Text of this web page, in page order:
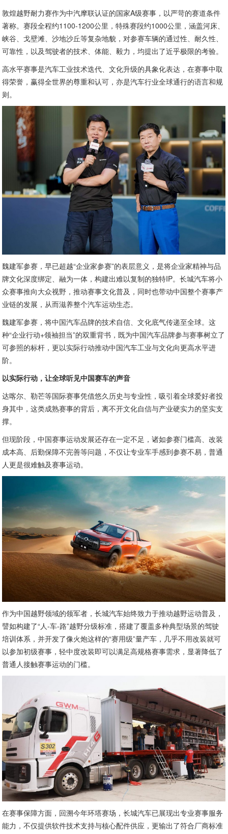
敦煌越野耐力赛作为中汽摩联认证的国家A级赛事，以严苛的赛道条件
著称。赛段全程约1100-1200公里，特殊赛段约1000公里，涵盖河床、
峡谷、戈壁滩、沙地沙丘等复杂地貌，对参赛车辆的通过性、耐久性、
可靠性，以及驾驶者的技术、体能、毅力，均提出了近乎极限的考验。
高水平赛事是汽车工业技术迭代、文化升级的具象化表达，在赛事中取
得荣誉，赢得全世界的尊重和认可，亦是汽车行业全球通行的语言和规
则。
魏建军参赛，早已超越“企业家参赛”的表层意义，是将企业家精神与品
牌文化深度绑定、融为一体，构建出难以复制的独特IP。长城汽车将小
众赛事推向大众视野，推动赛事文化普及，同时也带动中国整个赛事产
业链的发展，从而滋养整个汽车运动生态。
魏建军参赛，将中国汽车品牌的技术自信、文化底气传递至全球。这
种“企业行动+领袖担当”的双重背书，既为中国汽车品牌参与赛事树立了
可参照的标杆，更以实际行动推动中国汽车工业与文化向更高水平进
阶。
以实际行动，让全球听见中国赛车的声音
达喀尔、勒芒等国际赛事凭借悠久历史与专业性，吸引着全球爱好者投
身其中，这类成熟赛事的背后，离不开文化自信与产业硬实力的坚实支
撑。
但现阶段，中国赛事运动发展还存在一定不足，诸如参赛门槛高、改装
成本高、后勤保障不完善等问题，不仅让专业车手感到参赛不易，普通
人更是很难触及赛事运动。
作为中国越野领域的领军者，长城汽车始终致力于推动越野运动普及，
譬如构建了“人-车-路”越野分级标准，搭建了覆盖多种典型场景的驾驶
培训体系，并开发了像火炮这样的“赛用级”量产车，几乎不用改装就可
以参加初级赛事，轻中度改装即可以满足高规格赛事需求，显著降低了
普通人接触赛事运动的门槛。
在赛事保障方面，回溯今年环塔赛场，长城汽车已展现出专业赛事服务
能力，不仅提供软件技术支持与核心配件供应，更输出了符合厂商标准